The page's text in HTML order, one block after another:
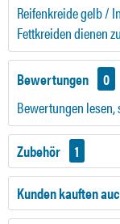
Reifenkreide gelb /
Fettkreiden dienen
Bewertungen
0
Bewertungen
Zubehör 1
Kunden kauften